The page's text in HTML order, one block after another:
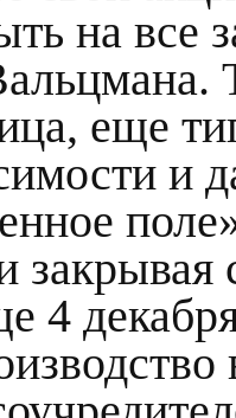
на все
еще
и
4